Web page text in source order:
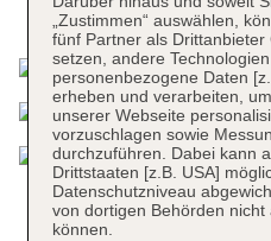
Das bietet Ihre
„Zustimmen“ auswählen,
fünf Partner als
setzen, andere
personenbezogene Daten
erheben und verarbeiten,
unserer Webseite
vorzuschlagen sowie
durchzuführen. Dabei kann
Drittstaaten [z.B. USA]
Datenschutzniveau
von dortigen Behörden
können.